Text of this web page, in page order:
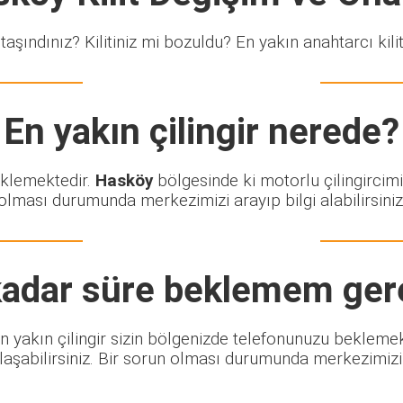
Kilitiniz mi bozuldu? En yakın anahtarcı
En yakın çilingir nerede?
Hasköybölgesinde ki motorlu
durumunda merkezimizi arayıp bilgi
süre beklemem
yakın çilingir sizin bölgenizde telefonunuzu
Bir sorun olması durumunda